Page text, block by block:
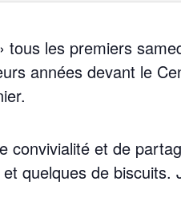
les pre­miers
années devant le
et de
quelques de bis­cuits.